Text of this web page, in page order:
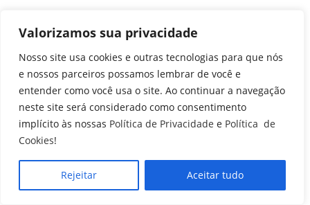
Valorizamos sua privacidade
Nosso site usa cookies e outras tecnologias para que nós
e nossos parceiros possamos lembrar de você e
entender como você usa o site. Ao continuar a navegação
neste site será considerado como consentimento
implícito às nossas Política de Privacidade e Política de
Cookies!
Rejeitar Aceitar tudo